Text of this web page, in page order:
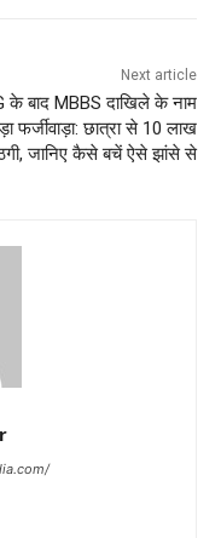
Next article
के बाद MBBS दाखिले के नाम
फर्जीवाड़ा: छात्रा से 10 लाख
जानिए कैसे बचें ऐसे झांसे से